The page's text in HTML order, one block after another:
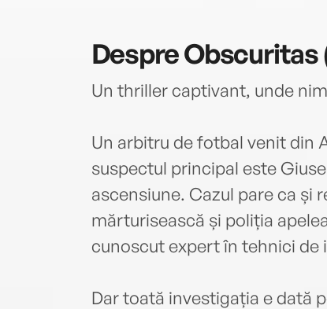
DespreObscuritas
Un thriller captivant, unde
Un arbitru de fotbal venit din
suspectul principal este
ascensiune. Cazul pare ca și
mărturisească și poliția
cunoscut expert în tehnici de
Dar toată investigația e dată